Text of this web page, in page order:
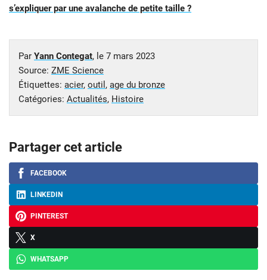
s’expliquer par une avalanche de petite taille ?
Par Yann Contegat, le 7 mars 2023
Source: ZME Science
Étiquettes: acier, outil , age du bronze
Catégories: Actualités, Histoire
Partager cet article
FACEBOOK
LINKEDIN
PINTEREST
X
WHATSAPP